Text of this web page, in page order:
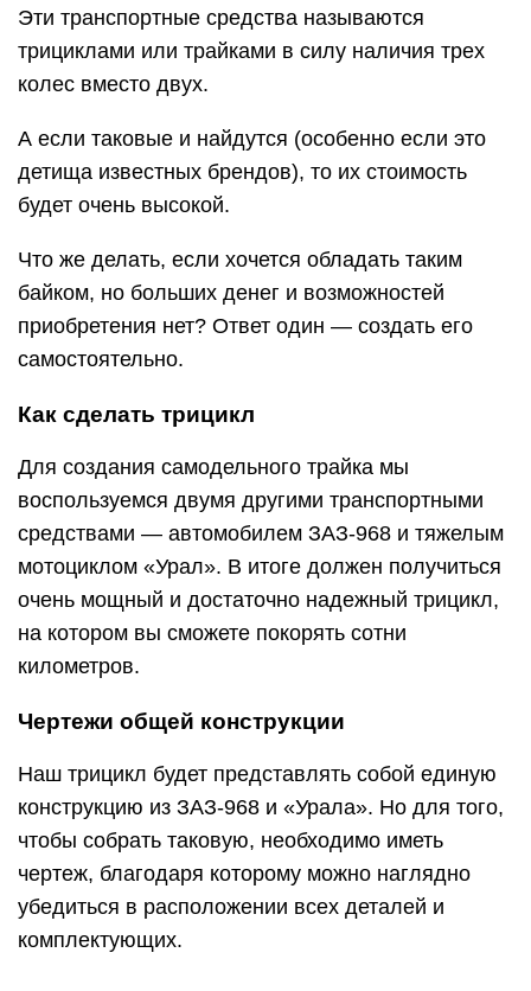
Эти транспортные средства называются
трициклами или трайками в силу наличия трех
колес вместо двух.
А если таковые и найдутся (особенно если это
детища известных брендов), то их стоимость
будет очень высокой.
Что же делать, если хочется обладать таким
байком, но больших денег и возможностей
приобретения нет? Ответ один — создать его
самостоятельно.
Как сделать трицикл
Для создания самодельного трайка мы
воспользуемся двумя другими транспортными
средствами — автомобилем ЗАЗ-968 и тяжелым
мотоциклом «Урал». В итоге должен получиться
очень мощный и достаточно надежный трицикл,
на котором вы сможете покорять сотни
километров.
Чертежи общей конструкции
Наш трицикл будет представлять собой единую
конструкцию из ЗАЗ-968 и «Урала». Но для того,
чтобы собрать таковую, необходимо иметь
чертеж, благодаря которому можно наглядно
убедиться в расположении всех деталей и
комплектующих.